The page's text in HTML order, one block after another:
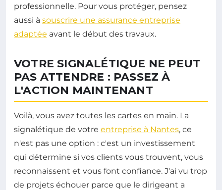
professionnelle. Pour vous protéger, pensez
aussi à souscrire une assurance entreprise
adaptée avant le début des travaux.
VOTRE SIGNALÉTIQUE NE PEUT
PAS ATTENDRE : PASSEZ À
L'ACTION MAINTENANT
Voilà, vous avez toutes les cartes en main. La
signalétique de votre entreprise à Nantes, ce
n'est pas une option : c'est un investissement
qui détermine si vos clients vous trouvent, vous
reconnaissent et vous font confiance. J'ai vu trop
de projets échouer parce que le dirigeant a